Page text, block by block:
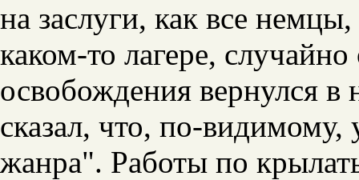
на заслуги, как все
каком-то лагере,
освобождения вернулся в
сказал, что, по-
жанра". Работы по